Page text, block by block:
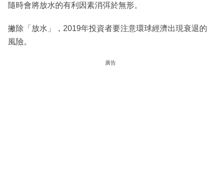
隨時會將放水的有利因素消弭於無形。
撇除「放水」，2019年投資者要注意環球經濟出現衰退的
風險。
廣告